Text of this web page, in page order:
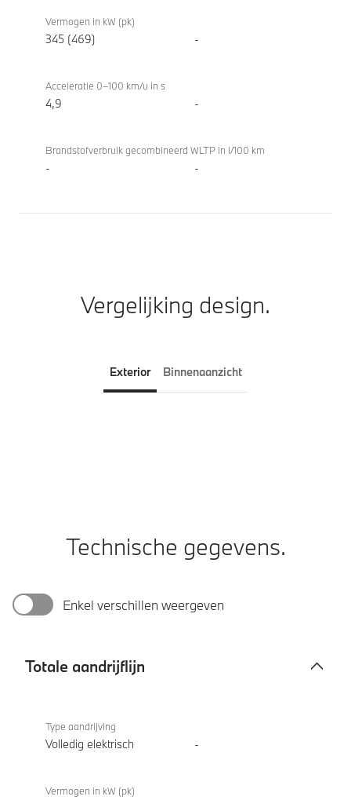
gegevens
iX3 50
xDrive
Vermogen in kW (pk)
345 (469) -
Acceleratie 0–100 km/u in s
4,9 -
Brandstofverbruik gecombineerd WLTP in l/100 km
- -
Vergelijking design.
Exterior Binnenaanzicht
Technische gegevens.
Enkel verschillen weergeven
Totale aandrijflijn
aandrijflijn
iX3 50
xDrive
Type aandrijving
Volledig elektrisch -
Vermogen in kW (pk)